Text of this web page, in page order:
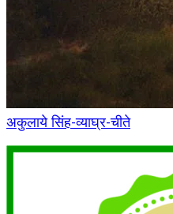
अकुलाये सिंह-व्याघ्र-चीते